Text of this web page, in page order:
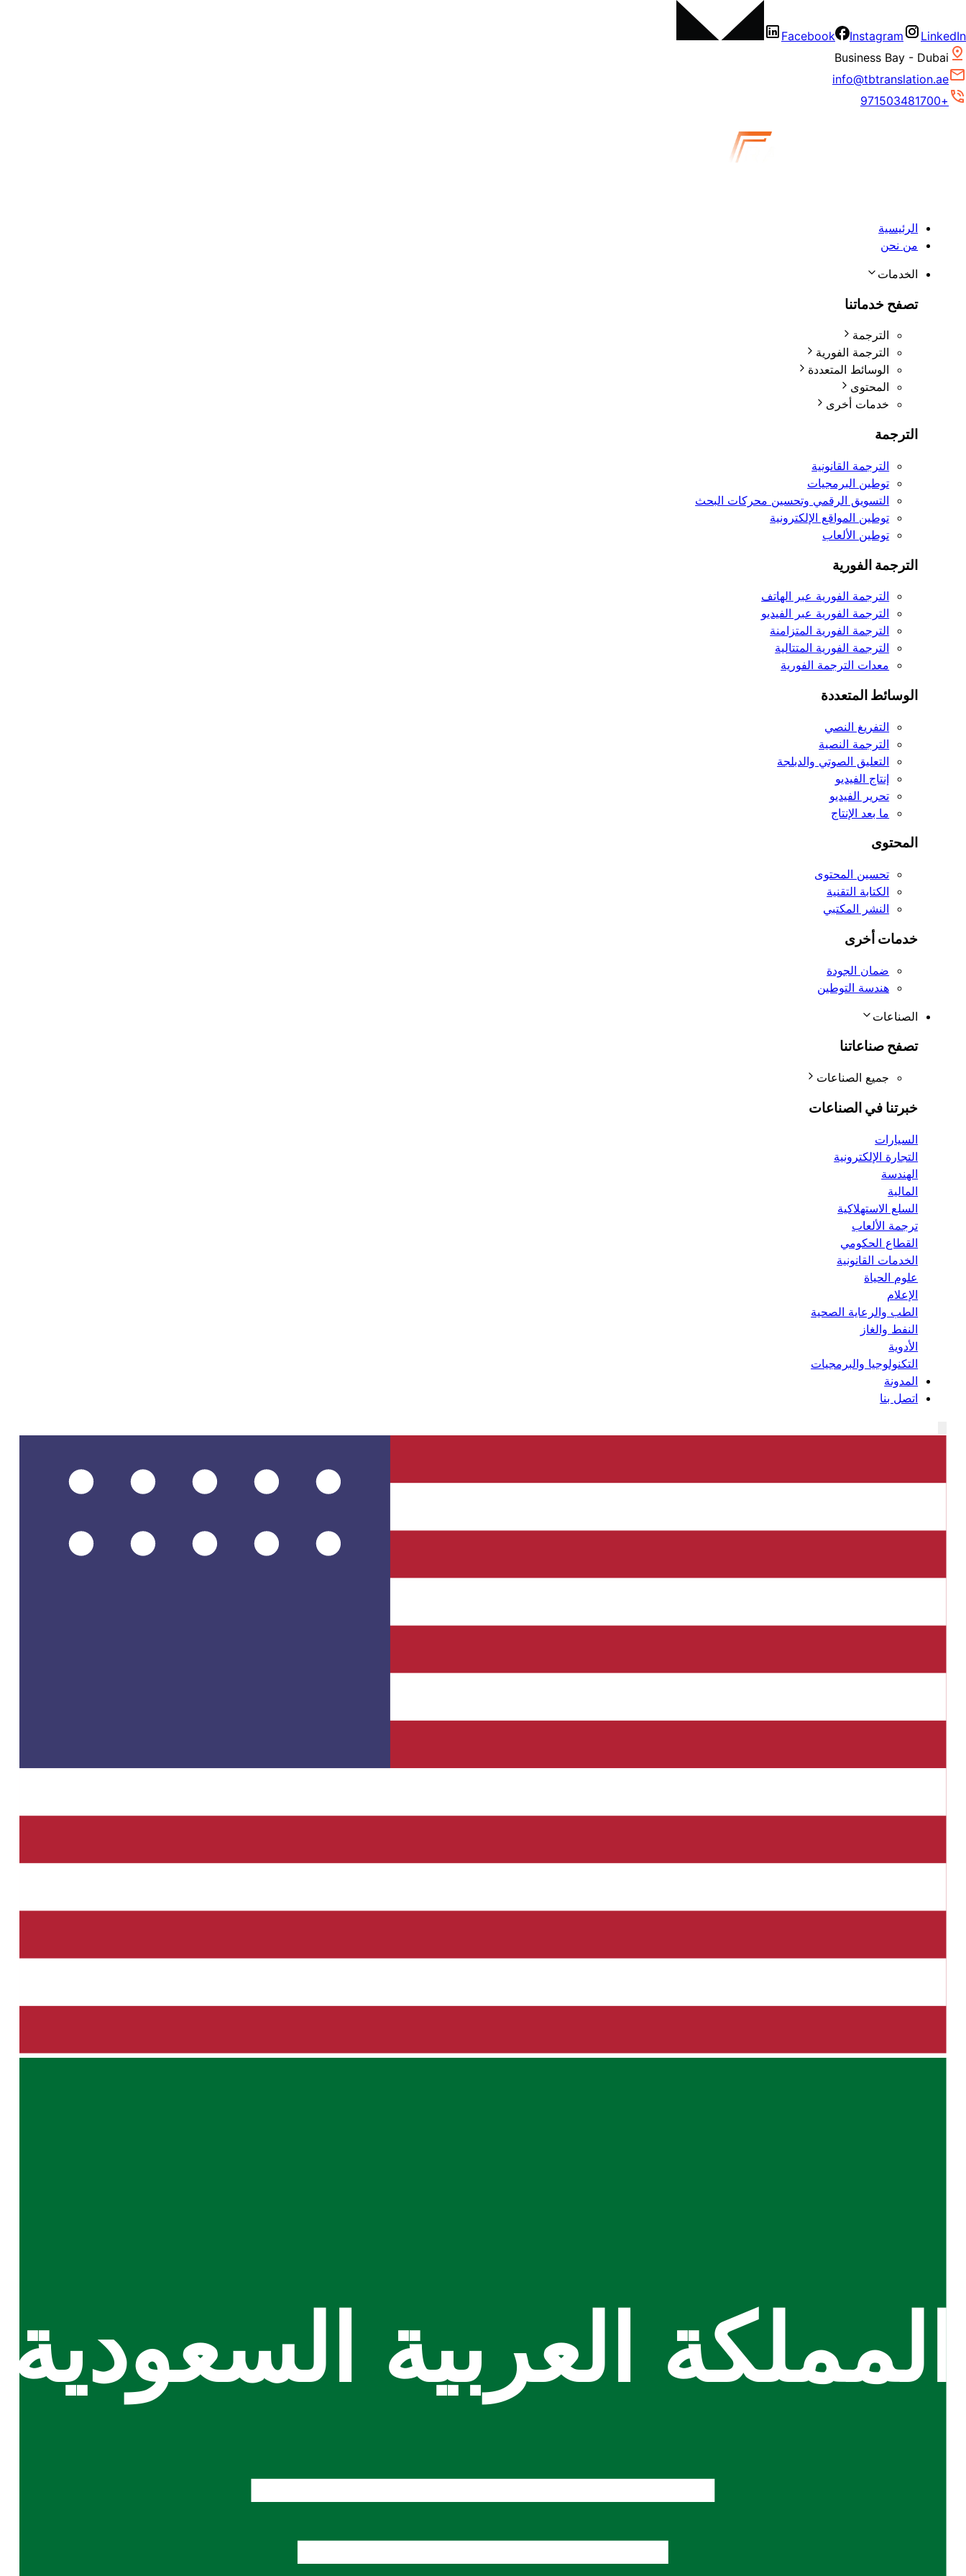
Facebook Instagram
LinkedIn
Business Bay - Dubai
info@tbtranslation.ae
+971503481700
الرئيسية
من نحن
الخدمات
تصفح خدماتنا
الترجمة
الترجمة الفورية
الوسائط المتعددة
المحتوى
خدمات أخرى
الترجمة
الترجمة القانونية
توطين البرمجيات
التسويق الرقمي وتحسين محركات البحث
توطين المواقع الإلكترونية
توطين الألعاب
الترجمة الفورية
الترجمة الفورية عبر الهاتف
الترجمة الفورية عبر الفيديو
الترجمة الفورية المتزامنة
الترجمة الفورية المتتالية
معدات الترجمة الفورية
الوسائط المتعددة
التفريغ النصي
الترجمة النصية
التعليق الصوتي والدبلجة
إنتاج الفيديو
تحرير الفيديو
ما بعد الإنتاج
المحتوى
تحسين المحتوى
الكتابة التقنية
النشر المكتبي
خدمات أخرى
ضمان الجودة
هندسة التوطين
الصناعات
تصفح صناعاتنا
جميع الصناعات
خبرتنا في الصناعات
السيارات
التجارة الإلكترونية
الهندسة
المالية
السلع الاستهلاكية
ترجمة الألعاب
القطاع الحكومي
الخدمات القانونية
علوم الحياة
الإعلام
الطب والرعاية الصحية
النفط والغاز
الأدوية
التكنولوجيا والبرمجيات
المدونة
اتصل بنا